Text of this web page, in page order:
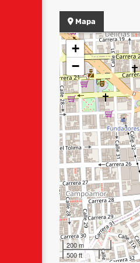
Mapa
+
−
200 m
500 ft